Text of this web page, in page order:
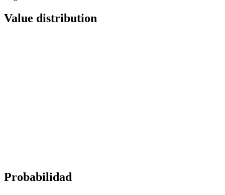
Value distribution
Probabilidad